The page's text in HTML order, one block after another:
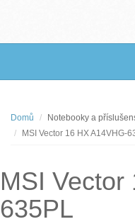
Domů Notebooky a
MSI Vector 16 HX A14VHG-
MSI Vector
635PL